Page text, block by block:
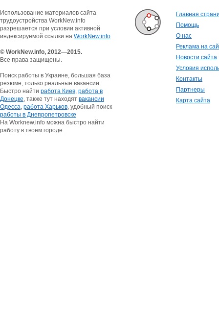
Использование материалов сайта
трудоустройства WorkNew.info
разрешается при условии активной
индексируемой ссылки на WorkNew.info
© WorkNew.info, 2012—2015.
Все права защищены.
Поиск работы в Украине, большая база
резюме, только реальные вакансии.
Быстро найти работа Киев, работа в
Донецке, также тут находят вакансии
Одесса, работа Харьков, удобный поиск
работы в Днепропетровске
На Worknew.info можна быстро найти
работу в твоем городе.
Главная
Помощь
О нас
Реклама на
Новости сайта
Условия
Контакты
Партнеры
Карта сайта